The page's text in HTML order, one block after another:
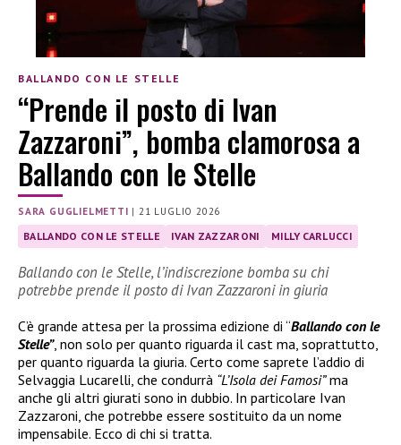
BALLANDO CON LE STELLE
“Prende il posto di Ivan
Zazzaroni”, bomba clamorosa a
Ballando con le Stelle
SARA GUGLIELMETTI |21 LUGLIO 2026
BALLANDO CON LE STELLE IVAN ZAZZARONI MILLY CARLUCCI
Ballando con le Stelle, l’indiscrezione bomba su chi
potrebbe prende il posto di Ivan Zazzaroni in giuria
C’è grande attesa per la prossima edizione di “Ballando con le
Stelle”, non solo per quanto riguarda il cast ma, soprattutto,
per quanto riguarda la giuria. Certo come saprete l’addio di
Selvaggia Lucarelli, che condurrà “L’Isola dei Famosi”ma
anche gli altri giurati sono in dubbio. In particolare Ivan
Zazzaroni, che potrebbe essere sostituito da un nome
impensabile. Ecco di chi si tratta.